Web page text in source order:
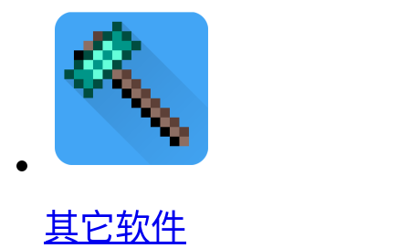
其它软件